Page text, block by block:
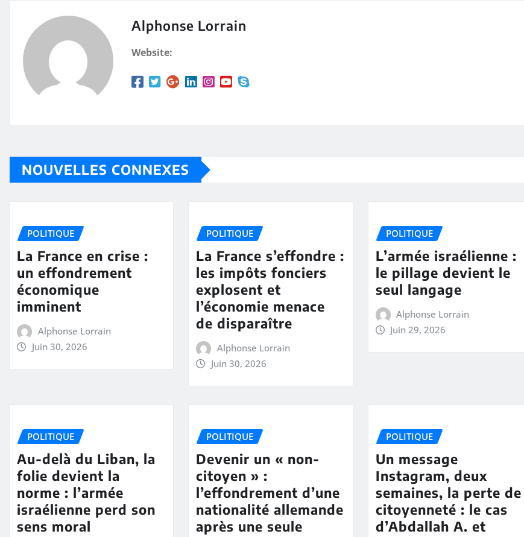
Alphonse Lorrain
Website:
NOUVELLES CONNEXES
POLITIQUE
La France en crise :
un effondrement
économique
imminent
Alphonse Lorrain
Juin 30, 2026
POLITIQUE
La France s’effondre :
les impôts fonciers
explosent et
l’économie menace
de disparaître
Alphonse Lorrain
Juin 30, 2026
POLITIQUE
L’armée israélienne :
le pillage devient le
seul langage
Alphonse Lorrain
Juin 29, 2026
POLITIQUE
Au-delà du Liban, la
folie devient la
norme : l’armée
israélienne perd son
sens moral
POLITIQUE
Devenir un « non-
citoyen » :
l’effondrement d’une
nationalité allemande
après une seule
POLITIQUE
Un message
Instagram, deux
semaines, la perte de
citoyenneté : le cas
d’Abdallah A. et